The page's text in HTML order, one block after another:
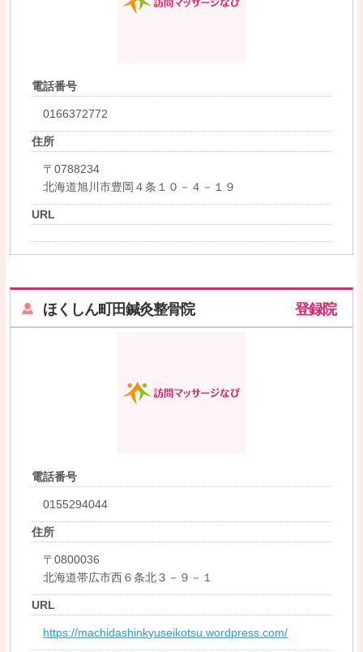
電話番号
0166372772
住所
〒0788234
北海道旭川市豊岡４条１０－４－１９
URL
ほくしん町田鍼灸整骨院 登録院
電話番号
0155294044
住所
〒0800036
北海道帯広市西６条北３－９－１
URL
https://machidashinkyuseikotsu.wordpress.com/